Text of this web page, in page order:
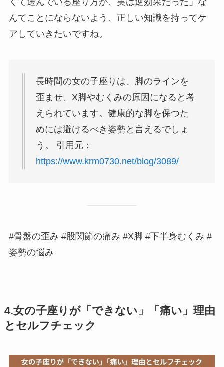
んてことにならないよう、正しい知識を持ってケ
アしていきたいですね。
長時間の女の子座りは、脚のラインを
歪ませ、X脚やむくみの原因になると考
えられています。健康的な脚を保つた
めには避けるべき姿勢と言えるでしょ
う。 引用元：
https://www.krm0730.net/blog/3089/
#骨盤の歪み #股関節の痛み #X脚 #下半身むくみ #
姿勢の悩み
4.女の子座りが「できない」「痛い」理由
とセルフチェック